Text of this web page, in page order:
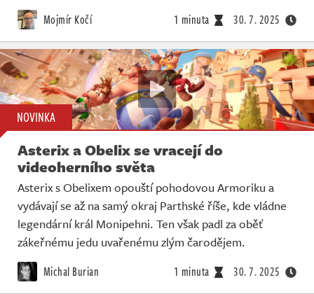
Mojmír Kočí 1 minuta 30. 7. 2025
NOVINKA
Asterix a Obelix se vracejí do
videoherního světa
Asterix s Obelixem opouští pohodovou Armoriku a
vydávají se až na samý okraj Parthské říše, kde vládne
legendární král Monipehni. Ten však padl za oběť
zákeřnému jedu uvařenému zlým čarodějem.
Michal Burian 1 minuta 30. 7. 2025